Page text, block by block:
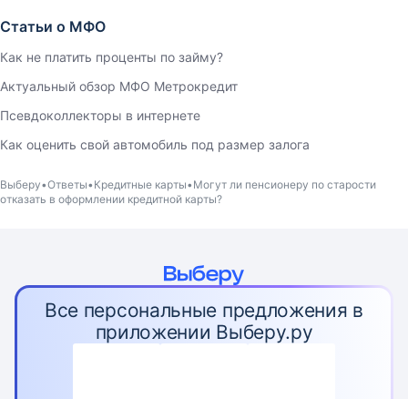
Статьи о МФО
Как не платить проценты по займу?
Актуальный обзор МФО Метрокредит
Псевдоколлекторы в интернете
Как оценить свой автомобиль под размер залога
Выберу Ответы Кредитные карты Могут ли пенсионеру по старости
отказать в оформлении кредитной карты?
Все персональные предложения в
приложении Выберу.ру